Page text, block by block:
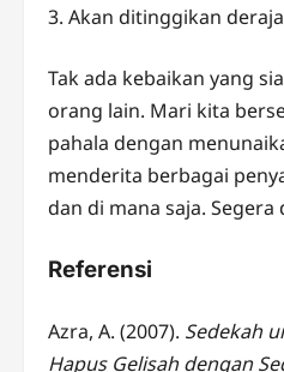
3. Akan ditinggikan
Tak ada kebaikan yang
orang lain. Mari kita
pahala dengan
menderita berbagai
dan di mana saja.
Referensi
Azra, A. (2007). Sedekah
Hapus Gelisah dengan